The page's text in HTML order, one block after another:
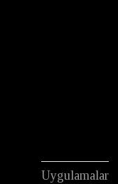
Uygulamalar